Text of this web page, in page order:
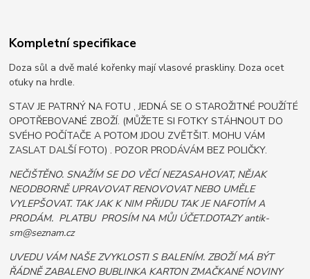
Kompletní specifikace
Doza sůl a dvě malé kořenky mají vlasové praskliny. Doza ocet
oťuky na hrdle.
STAV JE PATRNÝ NA FOTU , JEDNÁ SE O STAROŽITNÉ POUŽÍTÉ
OPOTŘEBOVANÉ ZBOŽÍ. (MŮŽETE SI FOTKY STÁHNOUT DO
SVÉHO POČÍTAČE A POTOM JDOU ZVĚTŠIT. MOHU VÁM
ZASLAT DALŠÍ FOTO) . POZOR PRODÁVÁM BEZ POLIČKY.
NEČIŠTĚNO. SNAŽÍM SE DO VĚCÍ NEZASAHOVAT, NĚJAK
NEODBORNĚ UPRAVOVAT RENOVOVAT NEBO UMĚLE
VYLEPŠOVAT. TAK JAK K NIM PŘIJDU TAK JE NAFOTÍM A
PRODÁM. PLATBU PROSÍM NA MŮJ ÚČET.DOTAZY antik-
sm@seznam.cz
UVEDU VÁM NAŠE ZVYKLOSTI S BALENÍM. ZBOŽÍ MÁ BÝT
ŘÁDNĚ ZABALENO BUBLINKA KARTON ZMAČKANÉ NOVINY